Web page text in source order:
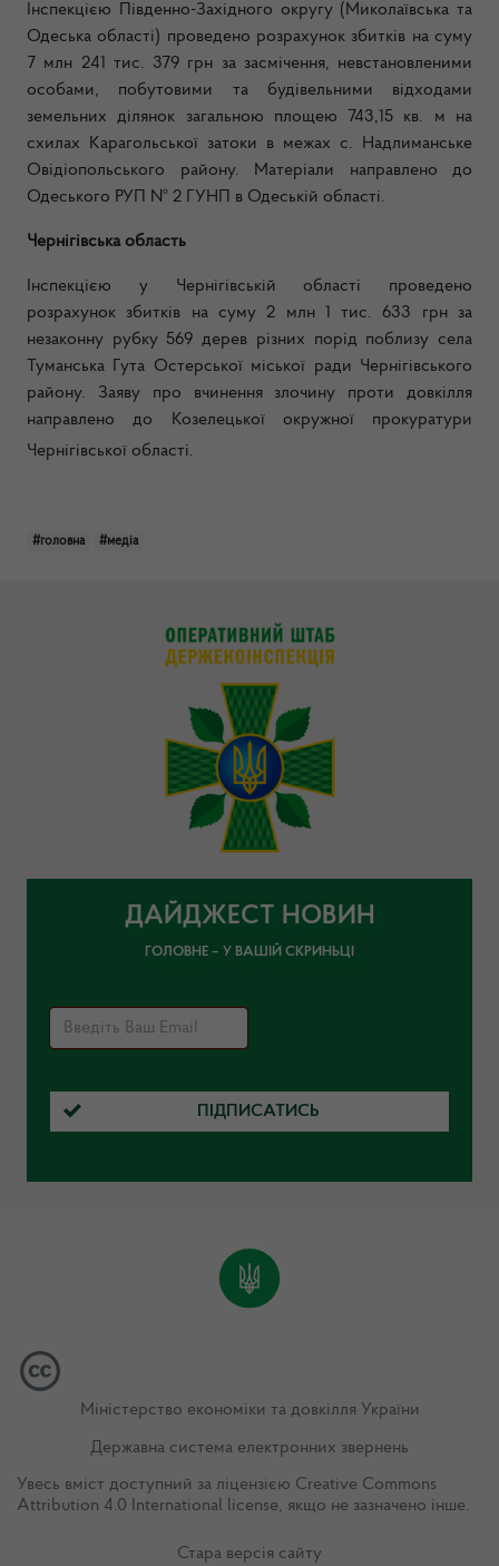
Інспекцією Південно-Західного округу (Миколаївська та
Одеська області) проведено розрахунок збитків на суму
7 млн 241 тис. 379 грн за засмічення, невстановленими
особами, побутовими та будівельними відходами
земельних ділянок загальною площею 743,15 кв. м на
схилах Карагольської затоки в межах с. Надлиманське
Овідіопольського району. Матеріали направлено до
Одеського РУП № 2 ГУНП в Одеській області.
Чернігівська область
Інспекцією у Чернігівській області проведено
розрахунок збитків на суму 2 млн 1 тис. 633 грн за
незаконну рубку 569 дерев різних порід поблизу села
Туманська Гута Остерської міської ради Чернігівського
району. Заяву про вчинення злочину проти довкілля
направлено до Козелецької окружної прокуратури
Чернігівської області.
#головна #медіа
ДАЙДЖЕСТ НОВИН
ГОЛОВНЕ – У ВАШІЙ СКРИНЬЦІ
ПІДПИСАТИСЬ
Міністерство економіки та довкілля України
Державна система електронних звернень
Увесь вміст доступний за ліцензією Creative Commons
Attribution 4.0 International license, якщо не зазначено інше.
Стара версія сайту